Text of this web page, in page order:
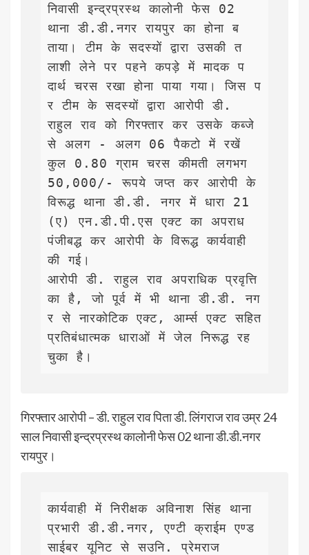
निवासी इन्द्रप्रस्थ कालोनी फेस 02
थाना डी.डी.नगर रायपुर का होना ब
ताया। टीम के सदस्यों द्वारा उसकी त
लाशी लेने पर पहने कपड़े में मादक प
दार्थ चरस रखा होना पाया गया। जिस प
र टीम के सदस्यों द्वारा आरोपी डी.
राहुल राव को गिरफ्तार कर उसके कब्जे
से अलग - अलग 06 पैकटो में रखें
कुल 0.80 ग्राम चरस कीमती लगभग
50,000/- रूपये जप्त कर आरोपी के
विरूद्ध थाना डी.डी. नगर में धारा 21
(ए) एन.डी.पी.एस एक्ट का अपराध
पंजीबद्ध कर आरोपी के विरूद्ध कार्यवाही
की गई।
आरोपी डी. राहुल राव अपराधिक प्रवृत्ति
का है, जो पूर्व में भी थाना डी.डी. नग
र से नारकोटिक एक्ट, आर्म्स एक्ट सहित
प्रतिबंधात्मक धाराओं में जेल निरूद्ध रह
चुका है।
गिरफ्तार आरोपी – डी. राहुल राव पिता डी. लिंगराज राव उम्र 24
साल निवासी इन्द्रप्रस्थ कालोनी फेस 02 थाना डी.डी.नगर
रायपुर।
कार्यवाही में निरीक्षक अविनाश सिंह थाना
प्रभारी डी.डी.नगर, एण्टी क्राईम एण्ड
साईबर यूनिट से सउनि. प्रेमराज